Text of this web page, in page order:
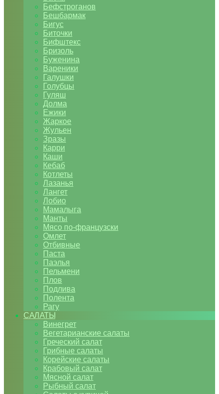
Бефстроганов
Бешбармак
Бигус
Биточки
Бифштекс
Бризоль
Буженина
Вареники
Галушки
Голубцы
Гуляш
Долма
Ежики
Жаркое
Жульен
Зразы
Карри
Каши
Кебаб
Котлеты
Лазанья
Лангет
Лобио
Мамалыга
Манты
Мясо по-французски
Омлет
Отбивные
Паста
Паэлья
Пельмени
Плов
Подлива
Полента
Рагу
САЛАТЫ
Винегрет
Вегетарианские салаты
Греческий салат
Грибные салаты
Корейские салаты
Крабовый салат
Мясной салат
Рыбный салат